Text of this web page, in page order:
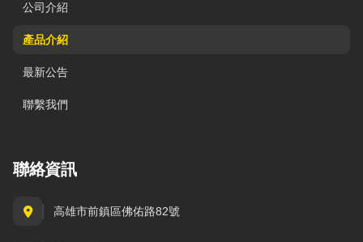
公司介紹
產品介紹
最新公告
聯繫我們
聯絡資訊
高雄市前鎮區佛佑路82號